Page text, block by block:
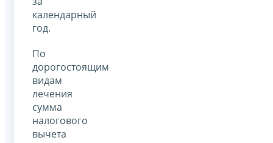
календарный
год.
По
дорогостоящим
видам
лечения
сумма
налогового
вычета